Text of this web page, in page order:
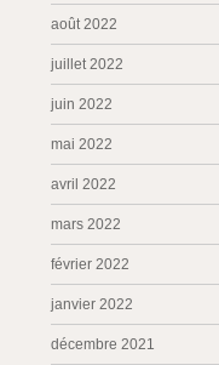
août 2022
juillet 2022
juin 2022
mai 2022
avril 2022
mars 2022
février 2022
janvier 2022
décembre 2021